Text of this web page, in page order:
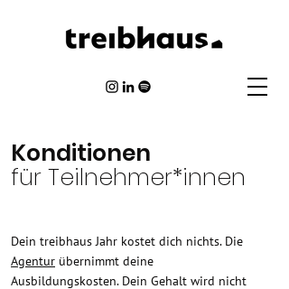
Konditionen
für Teilnehmer*innen
Dein treibhaus Jahr kostet dich nichts. Die
Agentur übernimmt deine
Ausbildungskosten. Dein Gehalt wird nicht